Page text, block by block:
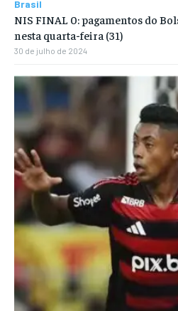
Brasil
NIS FINAL 0: pagamentos do
nesta quarta-feira (31)
30 de julho de 2024